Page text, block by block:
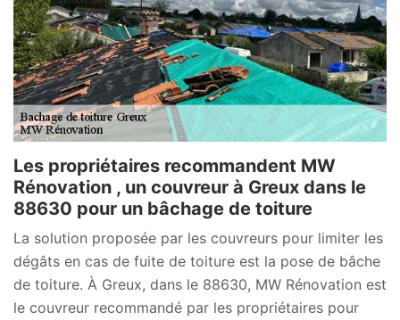
Les propriétaires recommandent MW
Rénovation , un couvreur à Greux dans le
88630 pour un bâchage de toiture
La solution proposée par les couvreurs pour limiter les
dégâts en cas de fuite de toiture est la pose de bâche
de toiture. À Greux, dans le 88630, MW Rénovation est
le couvreur recommandé par les propriétaires pour